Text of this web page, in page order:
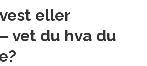
eller
vet du hva du